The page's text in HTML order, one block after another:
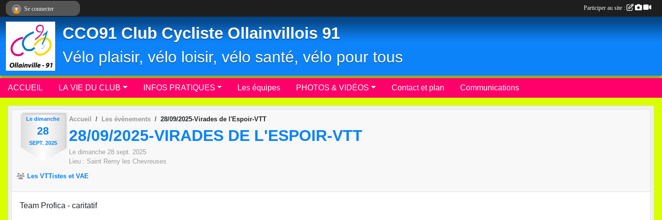
CCO91 Club Cycliste Ollainvillois 91
Vélo plaisir, vélo loisir, vélo santé, vélo pour tous
ACCUEIL LA VIE DU CLUB INFOS PRATIQUES Les équipes PHOTOS & VIDÉOS Contact et plan Communications
Le dimanche
28
SEPT. 2025
Accueil Les évènements 28/09/2025-Virades de l'Espoir-VTT
28/09/2025-VIRADES DE L'ESPOIR-VTT
Le dimanche 28 sept. 2025
Lieu : Saint Remy les Chevreuses
Les VTTistes et VAE
Team Profica - caritatif
Se connecter Participer au site :
Panneau de gestion des cookies